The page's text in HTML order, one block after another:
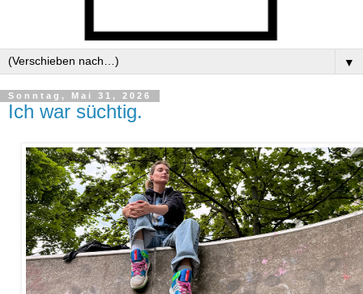
▼
Sonntag, Mai 31, 2026
Ich war süchtig.